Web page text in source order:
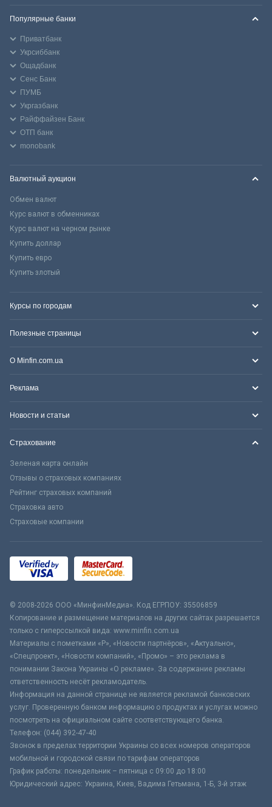
Популярные банки
Приватбанк
Укрсиббанк
Ощадбанк
Сенс Банк
ПУМБ
Укргазбанк
Райффайзен Банк
ОТП банк
monobank
Валютный аукцион
Обмен валют
Курс валют в обменниках
Курс валют на черном рынке
Купить доллар
Купить евро
Купить злотый
Курсы по городам
Полезные страницы
О Minfin.com.ua
Реклама
Новости и статьи
Страхование
Зеленая карта онлайн
Отзывы о страховых компаниях
Рейтинг страховых компаний
Страховка авто
Страховые компании
© 2008-2026 ООО «МинфинМедиа». Код ЕГРПОУ: 35506859
Копирование и размещение материалов на других сайтах разрешается
только с гиперссылкой вида: www.minfin.com.ua
Материалы с пометками «Р», «Новости партнёров», «Актуально»,
«Спецпроект», «Новости компаний», «Промо» – это реклама в
понимании Закона Украины «О рекламе». За содержание рекламы
ответственность несёт рекламодатель.
Информация на данной странице не является рекламой банковских
услуг. Проверенную банком информацию о продуктах и услугах можно
посмотреть на официальном сайте соответствующего банка.
Телефон: (044) 392-47-40
Звонок в пределах территории Украины со всех номеров операторов
мобильной и городской связи по тарифам операторов
График работы: понедельник – пятница с 09:00 до 18:00
Юридический адрес: Украина, Киев, Вадима Гетьмана, 1-Б, 3-й этаж